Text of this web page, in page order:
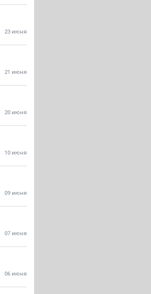
23 июня
21 июня
20 июня
10 июня
09 июня
07 июня
06 июня